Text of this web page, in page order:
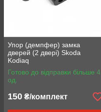
Упор (демпфер) замка
дверей (2 двері) Skoda
Kodiaq
Готово до відправки більше 4
од.
150 ₴/комплект